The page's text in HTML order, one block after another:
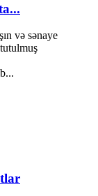
və sənaye